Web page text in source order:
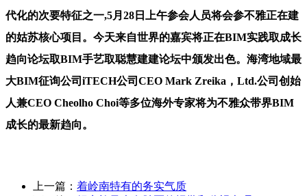
代化的次要特征之一,5月28日上午参会人员将会参不雅正在建
的姑苏核心项目。今天来自世界的嘉宾将正在BIM实践取成长
趋向论坛取BIM手艺取聪慧建建论坛中颁发出色。海湾地域最
大BIM征询公司iTECH公司CEO Mark Zreika，Ltd.公司创始
人兼CEO Cheolho Choi等多位海外专家将为不雅众带界BIM
成长的最新趋向。
上一篇： 着岭南特有的务实气质